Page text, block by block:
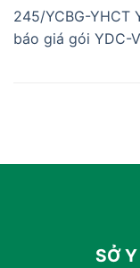
245/YCBG-YHCT
báo giá gói YDC-
SỞ